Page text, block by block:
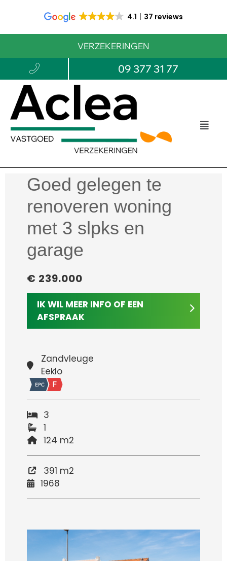
4.1 37 reviews
VERZEKERINGEN
09 377 31 77
Goed gelegen te
renoveren woning
met 3 slpks en
garage
€ 239.000
IK WIL MEER INFO OF EEN
AFSPRAAK
Zandvleuge
Eeklo
3
1
124 m2
391 m2
1968